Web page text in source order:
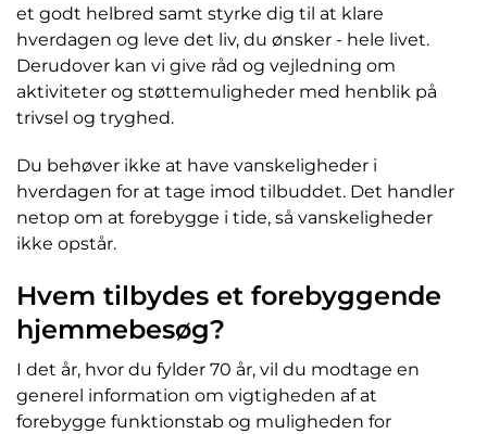
et godt helbred samt styrke dig til at klare
hverdagen og leve det liv, du ønsker - hele livet.
Derudover kan vi give råd og vejledning om
aktiviteter og støttemuligheder med henblik på
trivsel og tryghed.
Du behøver ikke at have vanskeligheder i
hverdagen for at tage imod tilbuddet. Det handler
netop om at forebygge i tide, så vanskeligheder
ikke opstår.
Hvem tilbydes et forebyggende
hjemmebesøg?
I det år, hvor du fylder 70 år, vil du modtage en
generel information om vigtigheden af at
forebygge funktionstab og muligheden for